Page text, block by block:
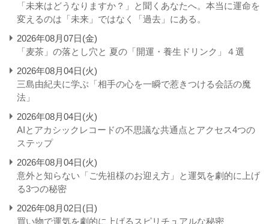
「未来はどうなりますか？」と聞くあなたへ。本当に運命を
変えるのは「未来」ではなく「過去」にある。
2026年08月07日(金)
「麦茶」の落とし穴と 夏の「開運・養生ドリンク」４選
2026年08月04日(火)
三島由紀夫に学ぶ「相手の心を一瞬で惹きつける会話の魔
法」
2026年08月04日(火)
AIとアカシックレコードの不思議な共通点とアクセス4つの
ステップ
2026年08月04日(火)
意外と知らない「ご先祖様のお迎え方」と運気を劇的に上げ
る3つの秘密
2026年08月02日(日)
買い物で運気を劇的に上げるスピリチュアルな秘密